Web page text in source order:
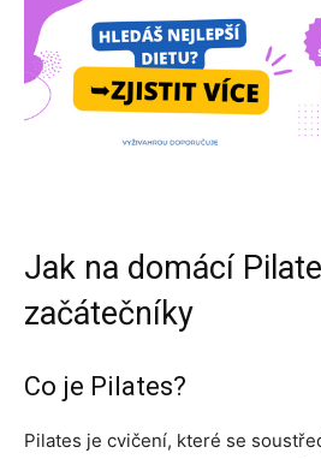
Jak na domácí
začátečníky
Co je Pilates?
Pilates je cvičení, které se